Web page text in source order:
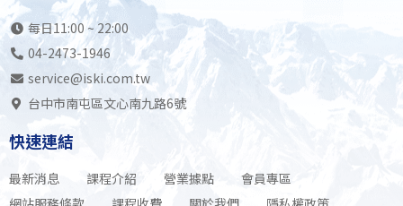
每日11:00 ~ 22:00
04-2473-1946
service@iski.com.tw
台中市南屯區文心南九路6號
快速連結
最新消息 課程介紹 營業據點
會員專區